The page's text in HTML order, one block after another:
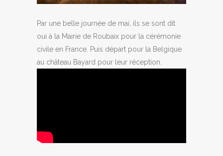
Par une belle journée de mai, ils se sont dit
oui à la Mairie de Roubaix pour la cérémonie
civile en France. Puis départ pour la Belgique
au château Bayard pour leur réception.